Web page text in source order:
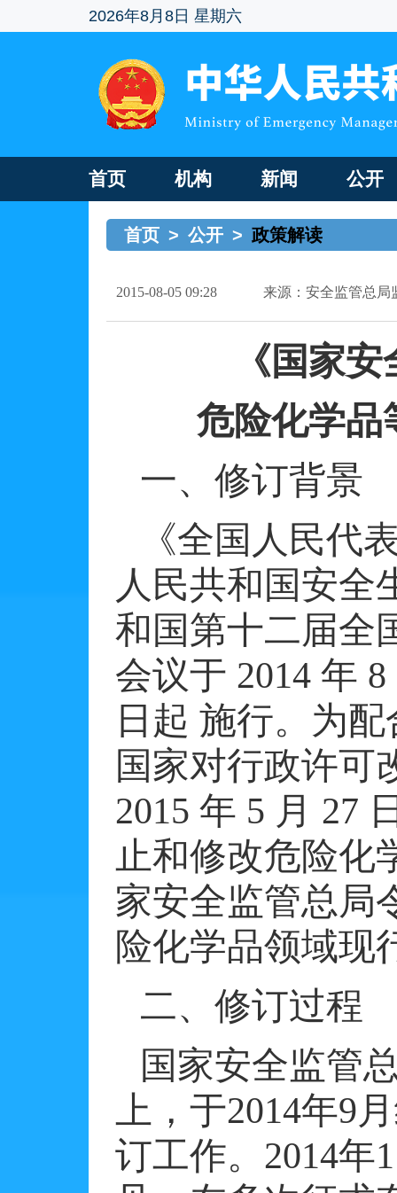
2026年8月8日 星期六
首页 机构 新闻 公开
首页 > 公开 > 政策解读
2015-08-05 09:28 来源：安全监管总局
《国家
危险化学品
一、修订背景
《全国人民代
人民共和国安全
和国第十二届全
会议于 2014 年 8
日起 施行。为
国家对行政许可
2015 年 5 月 27
止和修改危险化
家安全监管总局
险化学品领域现
二、修订过程
国家安全监管
上，于2014年9
订工作。 2014年